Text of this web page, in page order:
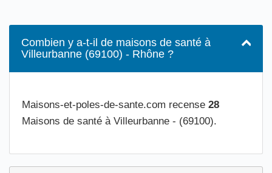
Combien y a-t-il de maisons de santé à
Villeurbanne (69100) - Rhône ?
Maisons-et-poles-de-sante.com recense 28
Maisons de santé à Villeurbanne - (69100).